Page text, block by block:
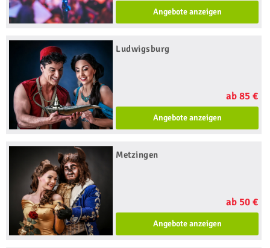
Angebote anzeigen
Ludwigsburg
ab 85 €
Angebote anzeigen
Metzingen
ab 50 €
Angebote anzeigen